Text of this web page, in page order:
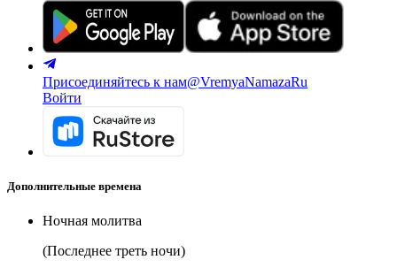
Присоединяйтесь к нам@VremyaNamazaRu
Войти
Дополнительные времена
Ночная молитва
(Последнее треть ночи)